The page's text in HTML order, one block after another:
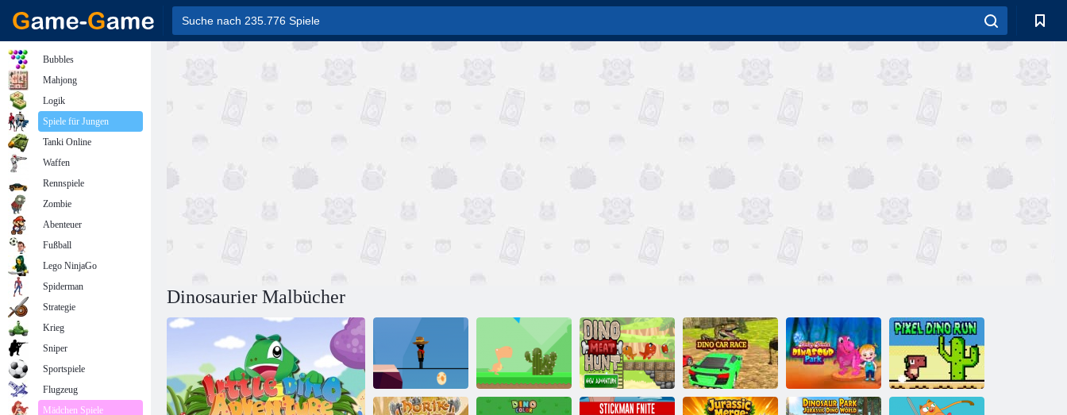
Dinosaurier Malbücher
Bubbles
Mahjong
Logik
Spiele für Jungen
Tanki Online
Waffen
Rennspiele
Zombie
Abenteuer
Fußball
Lego NinjaGo
Spiderman
Strategie
Krieg
Sniper
Sportspiele
Flugzeug
Mädchen Spiele